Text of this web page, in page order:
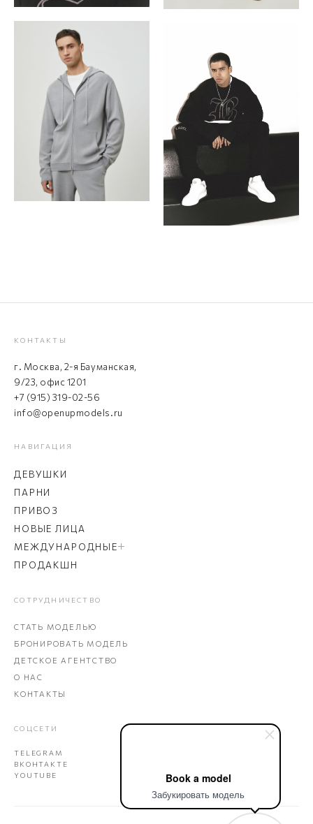
Book a model
Забукировать модель
КОНТАКТЫ
г. Москва, 2-я Бауманская,
9/23, офис 1201
+7 (915) 319-02-56
info@openupmodels.ru
НАВИГАЦИЯ
ДЕВУШКИ
ПАРНИ
ПРИВОЗ
НОВЫЕ ЛИЦА
МЕЖДУНАРОДНЫЕ
ПРОДАКШН
СОТРУДНИЧЕСТВО
СТАТЬ МОДЕЛЬЮ
БРОНИРОВАТЬ МОДЕЛЬ
ДЕТСКОЕ АГЕНТСТВО
О НАС
КОНТАКТЫ
СОЦСЕТИ
TELEGRAM
ВКОНТАКТЕ
YOUTUBE